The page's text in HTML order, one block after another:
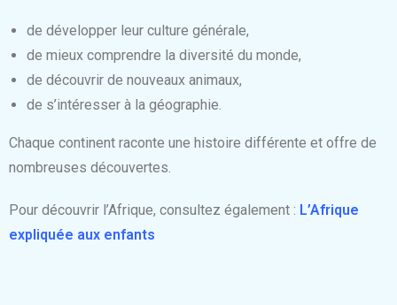
de développer leur culture générale,
de mieux comprendre la diversité du monde,
de découvrir de nouveaux animaux,
de s’intéresser à la géographie.
Chaque continent raconte une histoire différente et offre de
nombreuses découvertes.
Pour découvrir l’Afrique, consultez également : L’Afrique
expliquée aux enfants